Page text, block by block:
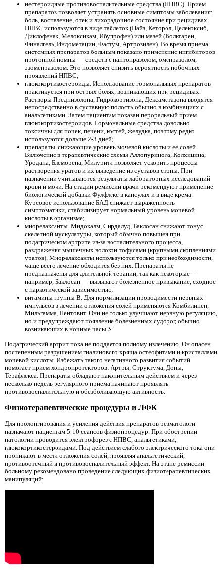
нестероидные противовоспалительные средства (НПВС). Прием
препаратов позволяет устранять основные симптомы заболевания:
боль, воспаление, отек и лихорадочное состояние при рецидивах.
НПВС используются в виде таблеток (Найз, Кеторол, Целекоксиб,
Диклофенак, Мелоксикам, Ибупрофен) или мазей (Вольтарен,
Финалгель, Индометацин, Фастум, Артрозилен). Во время приема
системных препаратов больным показано применение ингибиторов
протонной помпы — средств с пантопразолом, омепразолом,
эзомепразолом. Это позволяет снизить вероятность побочных
проявлений НПВС;
глюкокортикостероиды. Использование гормональных препаратов
практикуется при острых болях, возникающих при рецидивах.
Растворы Преднизолона, Гидрокортизона, Дексаметазона вводятся
непосредственно в суставную полость обычно в комбинациях с
анальгетиками. Затем пациентам показан пероральный прием
глюкокортикостероидов. Гормональные средства довольно
токсичны для почек, печени, костей, желудка, поэтому редко
используются дольше 2-3 дней;
препараты, снижающие уровень мочевой кислоты и ее солей.
Включение в терапевтические схемы Аллопуринола, Колхицина,
Уродана, Блеморена, Милурита позволяет ускорить процессы
растворения уратов и их выведение из суставов стопы. При
назначении учитываются результаты лабораторных исследований
крови и мочи. На стадии ремиссии врачи рекомендуют применение
биологической добавки Фулфлекс в капсулах и в виде крема.
Курсовое использование БАД снижает выраженность
симптоматики, стабилизирует нормальный уровень мочевой
кислоты в организме;
миорелаксанты. Мидокалм, Сирдалуд, Баклосан снижают тонус
скелетной мускулатуры, который обычно повышен при
подагрическом артрите из-за воспалительного процесса,
раздражения мышечных волокон тофусами (крупными скоплениями
уратов). Миорелаксанты используются только при необходимости,
чаще всего лечение обходится без них. Препараты не
предназначены для длительной терапии, так как некоторые —
например, Баклосан — вызывают болезненное привыкание, сходное
с наркотической зависимостью;
витамины группы B. Для нормализации проводимости нервных
импульсов в лечении отложения солей применяются Комбилипен,
Мильгамма, Пентовит. Они не только улучшают нервную регуляцию,
но и предупреждают появление болезненных судорог, обычно
возникающих в ночные часы.У
Подагрический артрит пока не поддается полному излечению. Он опасен
постепенным разрушением гиалинового хряща остеофитами и кристаллами
мочевой кислоты. Избежать такого негативного развития событий
помогает прием хондропротекторов: Артры, Структума, Доны,
Терафлекса. Препараты обладают накопительным действием и через
несколько недель регулярного приема начинают проявлять
противовоспалительную и обезболивающую активность.
Физиотерапевтические процедуры и ЛФК
Для пролонгирования и усиления действия препаратов ревматологи
назначают пациентам 5-10 сеансов физиопроцедур. При обострении
патологии проводится электрофорез с НПВС, анальгетиками,
глюкокортикостероидами. Под действием слабого электрического тока они
проникают в места отложения солей, проявляя анальгетический,
противоотечный и противовоспалительный эффект. На этапе ремиссии
больному рекомендовано проведение следующих физиотерапевтических
манипуляций: